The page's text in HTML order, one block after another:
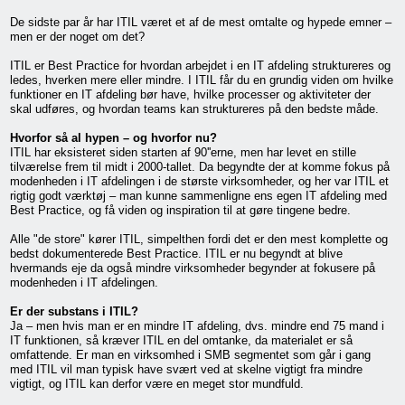
De sidste par år har ITIL været et af de mest omtalte og hypede emner –
men er der noget om det?
ITIL er Best Practice for hvordan arbejdet i en IT afdeling struktureres og
ledes, hverken mere eller mindre. I ITIL får du en grundig viden om hvilke
funktioner en IT afdeling bør have, hvilke processer og aktiviteter der
skal udføres, og hvordan teams kan struktureres på den bedste måde.
Hvorfor så al hypen – og hvorfor nu?
ITIL har eksisteret siden starten af 90''erne, men har levet en stille
tilværelse frem til midt i 2000-tallet. Da begyndte der at komme fokus på
modenheden i IT afdelingen i de største virksomheder, og her var ITIL et
rigtig godt værktøj – man kunne sammenligne ens egen IT afdeling med
Best Practice, og få viden og inspiration til at gøre tingene bedre.
Alle "de store" kører ITIL, simpelthen fordi det er den mest komplette og
bedst dokumenterede Best Practice. ITIL er nu begyndt at blive
hvermands eje da også mindre virksomheder begynder at fokusere på
modenheden i IT afdelingen.
Er der substans i ITIL?
Ja – men hvis man er en mindre IT afdeling, dvs. mindre end 75 mand i
IT funktionen, så kræver ITIL en del omtanke, da materialet er så
omfattende. Er man en virksomhed i SMB segmentet som går i gang
med ITIL vil man typisk have svært ved at skelne vigtigt fra mindre
vigtigt, og ITIL kan derfor være en meget stor mundfuld.